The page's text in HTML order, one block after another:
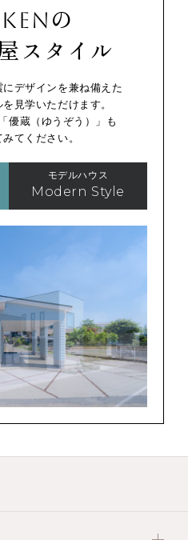
の
スタイル
デザインを兼ね備えた
見学いただけます。
優蔵（ゆうぞう）」も
てください。
モデルハウス
Modern Style